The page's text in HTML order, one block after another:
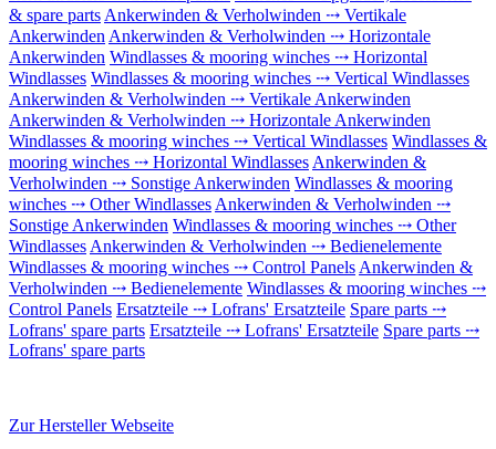
& spare parts Ankerwinden & Verholwinden ⤏ Vertikale
Ankerwinden Ankerwinden & Verholwinden ⤏ Horizontale
Ankerwinden Windlasses & mooring winches ⤏ Horizontal
Windlasses Windlasses & mooring winches ⤏ Vertical Windlasses
Ankerwinden & Verholwinden ⤏ Vertikale Ankerwinden
Ankerwinden & Verholwinden ⤏ Horizontale Ankerwinden
Windlasses & mooring winches ⤏ Vertical Windlasses Windlasses &
mooring winches ⤏ Horizontal Windlasses Ankerwinden &
Verholwinden ⤏ Sonstige Ankerwinden Windlasses & mooring
winches ⤏ Other Windlasses Ankerwinden & Verholwinden ⤏
Sonstige Ankerwinden Windlasses & mooring winches ⤏ Other
Windlasses Ankerwinden & Verholwinden ⤏ Bedienelemente
Windlasses & mooring winches ⤏ Control Panels Ankerwinden &
Verholwinden ⤏ Bedienelemente Windlasses & mooring winches ⤏
Control Panels Ersatzteile ⤏ Lofrans' Ersatzteile Spare parts ⤏
Lofrans' spare parts Ersatzteile ⤏ Lofrans' Ersatzteile Spare parts ⤏
Lofrans' spare parts
Zur Hersteller Webseite